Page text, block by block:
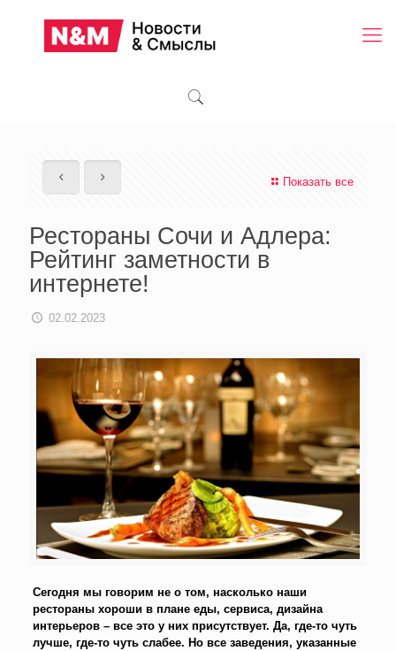
Показать все
Рестораны Сочи и Адлера:
Рейтинг заметности в
интернете!
02.02.2023
Сегодня мы говорим не о том, насколько наши
рестораны хороши в плане еды, сервиса, дизайна
интерьеров – все это у них присутствует. Да, где-то чуть
лучше, где-то чуть слабее. Но все заведения, указанные